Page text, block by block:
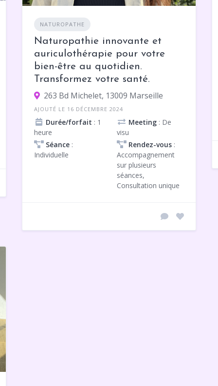
NATUROPATHE
Naturopathie innovante et
auriculothérapie pour votre
bien-être au quotidien.
Transformez votre santé.
263 Bd Michelet, 13009 Marseille
AJOUTÉ LE 16 DÉCEMBRE 2024
Durée/forfait : 1
heure
Meeting: De
visu
Séance:
Individuelle
Rendez-vous:
Accompagnement
sur plusieurs
séances,
Consultation unique